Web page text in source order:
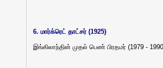
6. மார்க்ரெட் தாட்சர் (1925)
இங்கிலாந்தின் முதல் பெண் பிரதமர் (1979 -